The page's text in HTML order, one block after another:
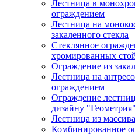
Лестница в
ограждением
Лестница на
закаленного стекла
Стеклянное
хромированных
Ограждение из
Лестница на
ограждением
Ограждение
дизайну "Геометрия"
Лестница из
Комбинированное